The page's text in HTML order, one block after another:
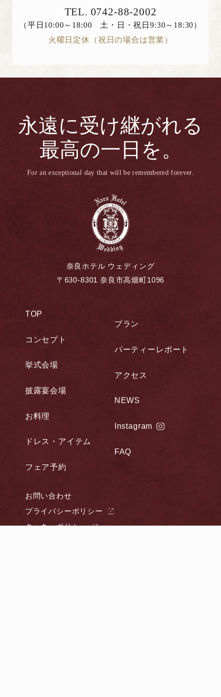
TEL. 0742-88-2002
（平日10:00～18:00 土・日・祝日9:30～18:30）
火曜日定休（祝日の場合は営業）
永遠に受け継がれる
最高の一日を。
For an exceptional day that will be remembered forever.
奈良ホテル ウェディング
〒630-8301 奈良市高畑町1096
TOP
コンセプト
挙式会場
披露宴会場
お料理
ドレス・アイテム
フェア予約
プラン
パーティーレポート
アクセス
NEWS
Instagram
FAQ
お問い合わせ
プライバシーポリシー
クッキーポリシー